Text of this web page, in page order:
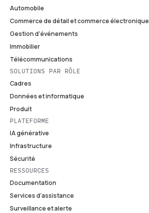
Automobile
Commerce de détail et commerce électronique
Gestion d'événements
Immobilier
Télécommunications
SOLUTIONS PAR RÔLE
Cadres
Données et informatique
Produit
PLATEFORME
IA générative
Infrastructure
Sécurité
RESSOURCES
Documentation
Services d'assistance
Surveillance et alerte